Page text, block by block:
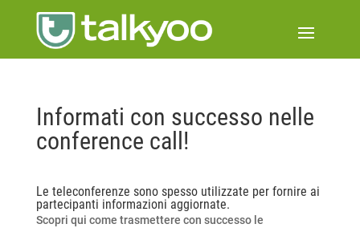
Informati con successo nelle
conference call!
Le teleconferenze sono spesso utilizzate per fornire ai
partecipanti informazioni aggiornate.
Scopri qui come trasmettere con successo le